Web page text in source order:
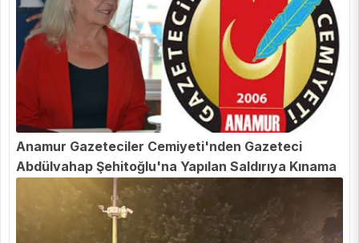
Anamur Gazeteciler Cemiyeti'nden Gazeteci
Abdülvahap Şehitoğlu'na Yapılan Saldırıya Kınama